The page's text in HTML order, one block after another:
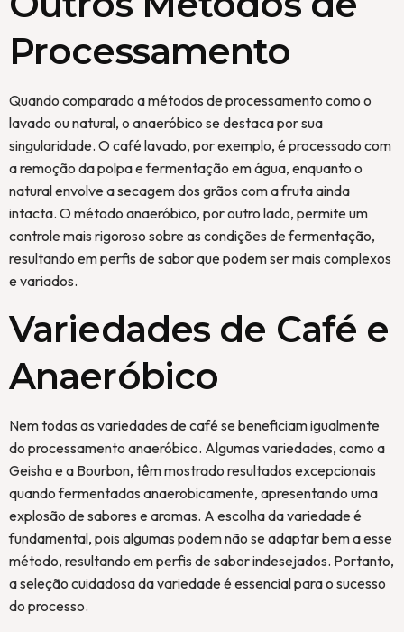
Processamento
Quando comparado a métodos de processamento como o
lavado ou natural, o anaeróbico se destaca por sua
singularidade. O café lavado, por exemplo, é processado com
a remoção da polpa e fermentação em água, enquanto o
natural envolve a secagem dos grãos com a fruta ainda
intacta. O método anaeróbico, por outro lado, permite um
controle mais rigoroso sobre as condições de fermentação,
resultando em perfis de sabor que podem ser mais complexos
e variados.
Variedades de Café e
Anaeróbico
Nem todas as variedades de café se beneficiam igualmente
do processamento anaeróbico. Algumas variedades, como a
Geisha e a Bourbon, têm mostrado resultados excepcionais
quando fermentadas anaerobicamente, apresentando uma
explosão de sabores e aromas. A escolha da variedade é
fundamental, pois algumas podem não se adaptar bem a esse
método, resultando em perfis de sabor indesejados. Portanto,
a seleção cuidadosa da variedade é essencial para o sucesso
do processo.